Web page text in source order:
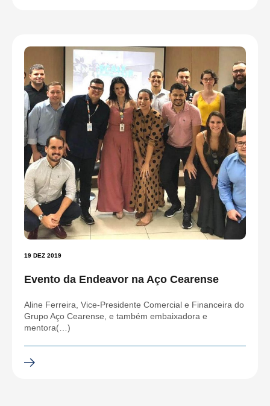
19 DEZ 2019
Evento da Endeavor na Aço Cearense
Aline Ferreira, Vice-Presidente Comercial e Financeira do
Grupo Aço Cearense, e também embaixadora e
mentora(…)